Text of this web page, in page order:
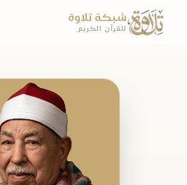
شبكة تلاوة
للقرآن الكريم